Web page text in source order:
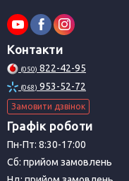
Контакти
(050) 822-42-95
(068) 953-52-72
Замовити дзвінок
Графік роботи
Пн-Пт: 8:30-17:00
Сб: прийом замовлень